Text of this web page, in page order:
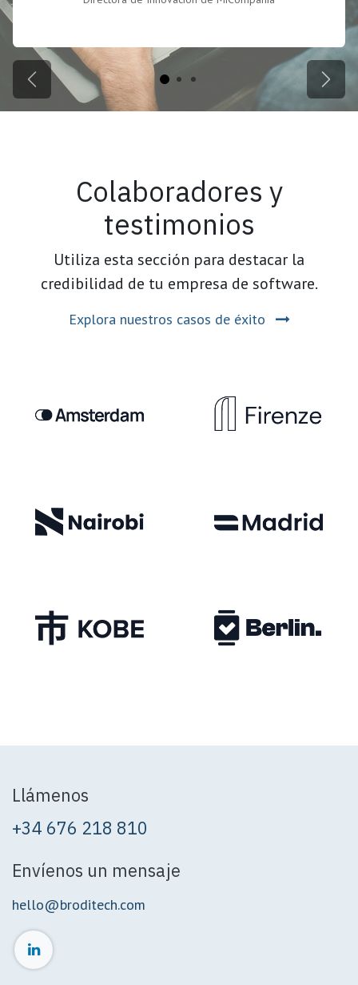
Anterior
Colaboradores y
testimonios
Utiliza esta sección para destacar la
credibilidad de tu empresa de software.
Explora nuestros casos de éxito
Llámenos
+34 676 218 810
Envíenos un mensaje
hello@broditech.com